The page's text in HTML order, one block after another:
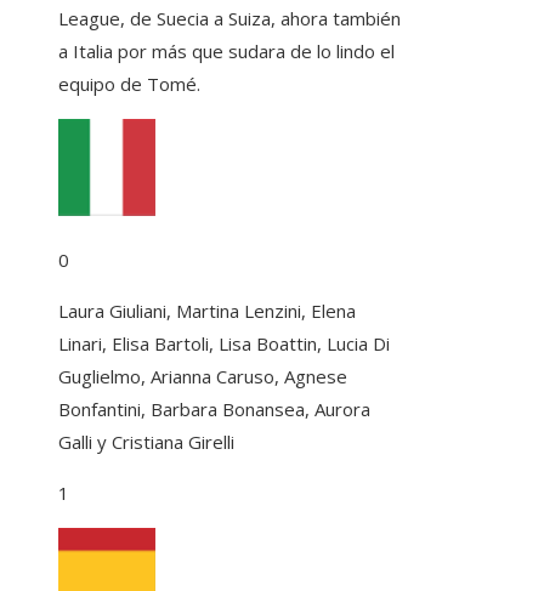
League, de Suecia a Suiza, ahora también
a Italia por más que sudara de lo lindo el
equipo de Tomé.
0
Laura Giuliani, Martina Lenzini, Elena
Linari, Elisa Bartoli, Lisa Boattin, Lucia Di
Guglielmo, Arianna Caruso, Agnese
Bonfantini, Barbara Bonansea, Aurora
Galli y Cristiana Girelli
1